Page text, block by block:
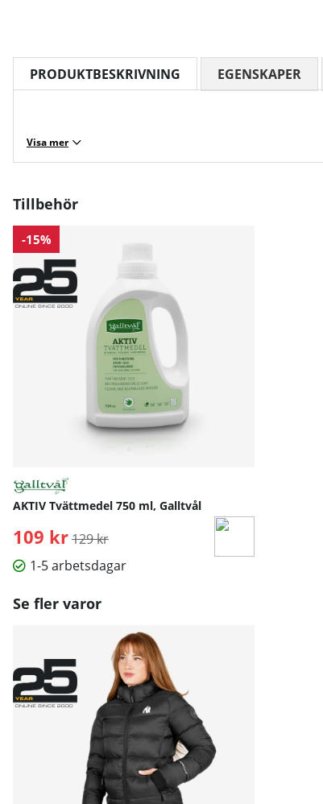
PRODUKTBESKRIVNING
Visa mer
EGENSKAPER
Tillbehör
-15%
AKTIV Tvättmedel 750 ml, Galltvål
109 kr Ordinarie pris:
129 kr
1-5 arbetsdagar
Se fler varor